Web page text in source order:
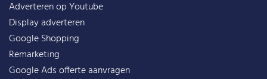
Adverteren op Youtube
Display adverteren
Google Shopping
Remarketing
Google Ads offerte aanvragen